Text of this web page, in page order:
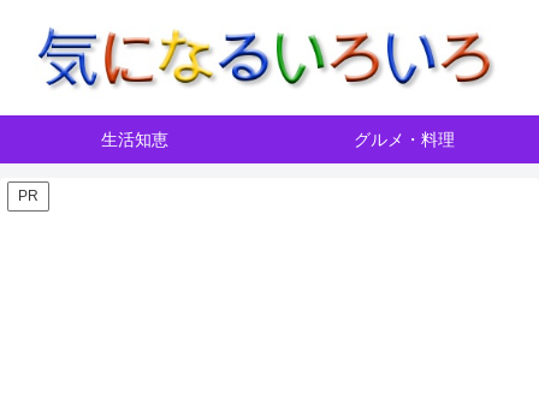
生活知恵 グルメ・料理
PR